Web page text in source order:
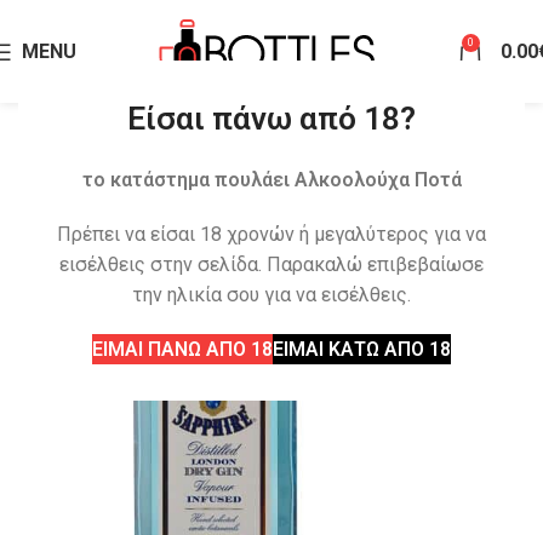
Είσαι πάνω από 18?
το κατάστημα πουλάει Αλκοολούχα Ποτά
Πρέπει να είσαι 18 χρονών ή μεγαλύτερος για να
εισέλθεις στην σελίδα. Παρακαλώ επιβεβαίωσε
την ηλικία σου για να εισέλθεις.
ΕΙΜΑΙ ΠΑΝΩ ΑΠΟ 18ΕΙΜΑΙ ΚΑΤΩ ΑΠΟ 18
MENU 0 0.00